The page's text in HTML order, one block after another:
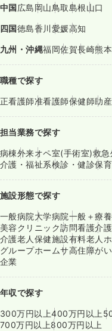
中国広島岡山鳥取島根山口
四国徳島香川愛媛高知
九州・沖縄福岡佐賀長崎熊本
職種で探す
正看護師准看護師保健師助
担当業務で探す
病棟外来オペ室(手術室)救急
介護・福祉系検診・健診保
施設形態で探す
一般病院大学病院一般＋療養
美容クリニック訪問看護介
介護老人保健施設有料老人
グループホームサ高住障が
企業
年収で探す
300万円以上400万円以上
700万円以上800万円以上